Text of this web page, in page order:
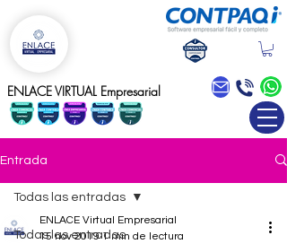
ENLACE VIRTUAL Empresarial
Entrada
Todas las entradas
Todas las entradas
ENLACE Virtual Empresarial
15 nov 2019 1 min de lectura